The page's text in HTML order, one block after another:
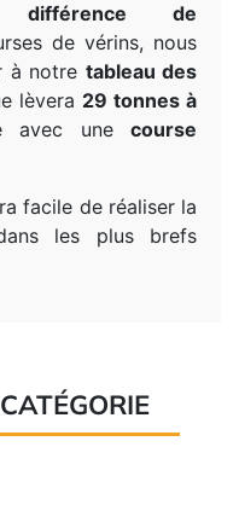
différence de
de vérins, nous
à notre tableau des
lèvera 29 tonnes à
avec unecourse
facile de réaliser la
les plus brefs